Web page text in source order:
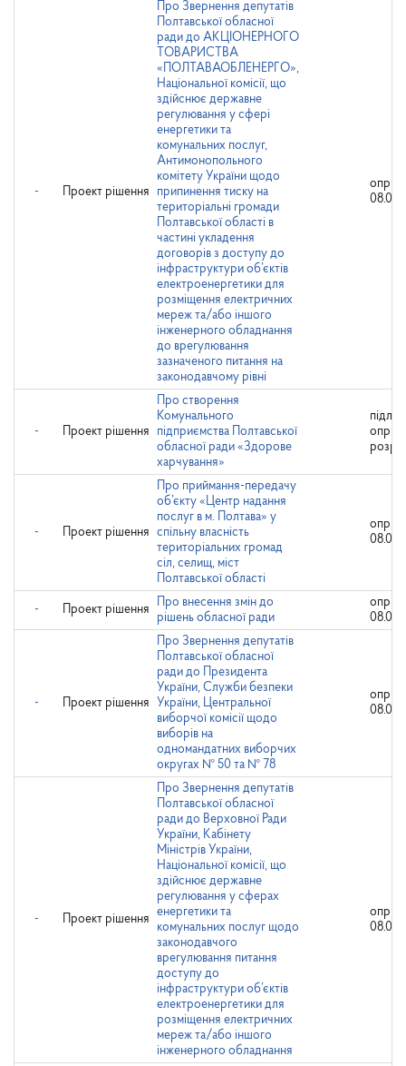
- Проект рішення
Про Звернення депутатів
Полтавської обласної
ради до АКЦІОНЕРНОГО
ТОВАРИСТВА
«ПОЛТАВАОБЛЕНЕРГО»,
Національної комісії, що
здійснює державне
регулювання у сфері
енергетики та
комунальних послуг,
Антимонопольного
комітету України щодо
припинення тиску на
територіальні громади
Полтавської області в
частині укладення
договорів з доступу до
інфраструктури об’єктів
електроенергетики для
розміщення електричних
мереж та/або іншого
інженерного обладнання
до врегулювання
зазначеного питання на
законодавчому рівні
- Проект рішення
Про створення
Комунального
підприємства Полтавської
обласної ради «Здорове
харчування»
- Проект рішення
Про приймання-передачу
об’єкту «Центр надання
послуг в м. Полтава» у
спільну власність
територіальних громад
сіл, селищ, міст
Полтавської області
- Проект рішення
Про внесення змін до
рішень обласної ради
- Проект рішення
Про Звернення депутатів
Полтавської обласної
ради до Президента
України, Служби безпеки
України, Центральної
виборчої комісії щодо
виборів на
одномандатних виборчих
округах № 50 та № 78
- Проект рішення
Про Звернення депутатів
Полтавської обласної
ради до Верховної Ради
України, Кабінету
Міністрів України,
Національної комісії, що
здійснює державне
регулювання у сферах
енергетики та
комунальних послуг щодо
законодавчого
врегулювання питання
доступу до
інфраструктури об’єктів
електроенергетики для
розміщення електричних
мереж та/або іншого
інженерного обладнання